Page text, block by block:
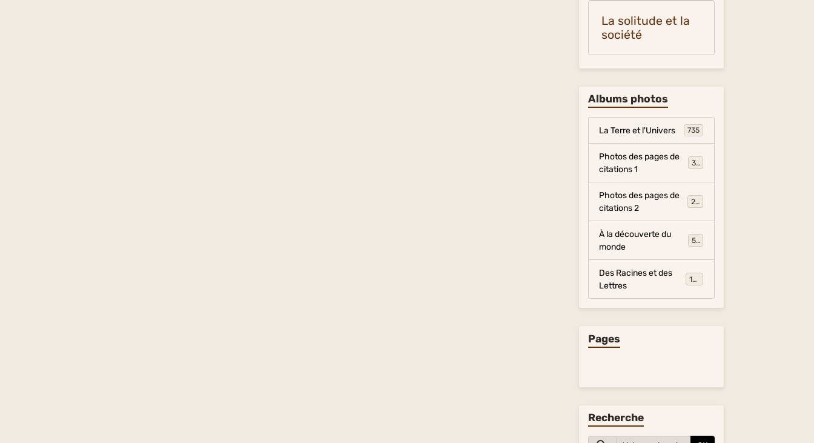
La solitude et la
société
Albums photos
La Terre et l'Univers 735
Photos des pages de
citations 1
317
Photos des pages de
citations 2
281
À la découverte du
monde
54
Des Racines et des
Lettres
134
Pages
Recherche